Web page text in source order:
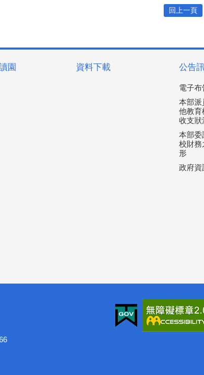
回上一頁
園 資料下載 公告
電子布
本部派
他教育
收支狀
本部委
校財務
形
政府資